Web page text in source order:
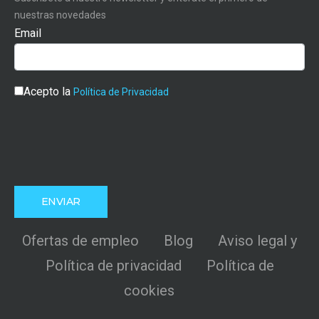
nuestras novedades
Email
Acepto la Política de Privacidad
Ofertas de empleo Blog
Aviso legal y
Política de privacidad
Política de
cookies